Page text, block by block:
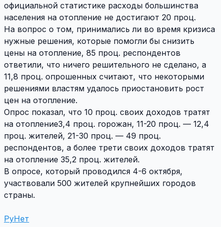
официальной статистике расходы большинства
населения на отопление не достигают 20 проц.
На вопрос о том, принимались ли во время кризиса
нужные решения, которые помогли бы снизить
цены на отопление, 85 проц. респондентов
ответили, что ничего решительного не сделано, а
11,8 проц. опрошенных считают, что некоторыми
решениями властям удалось приостановить рост
цен на отопление.
Опрос показал, что 10 проц. своих доходов тратят
на отопление3,4 проц. горожан, 11-20 проц. — 12,4
проц. жителей, 21-30 проц. — 49 проц.
респондентов, а более трети своих доходов тратят
на отопление 35,2 проц. жителей.
В опросе, который проводился 4-6 октября,
участвовали 500 жителей крупнейших городов
страны.
РуНет